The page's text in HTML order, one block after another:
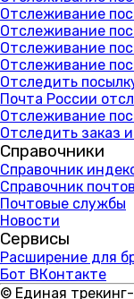
Отслеживание
Отслеживание
Отслеживание
Отслеживание
Отследить
Почта России
Отслеживание
Отследить заказ
Справочники
Справочник
Справочник
Почтовые службы
Новости
Сервисы
Расширение для
Бот ВКонтакте
© Единая